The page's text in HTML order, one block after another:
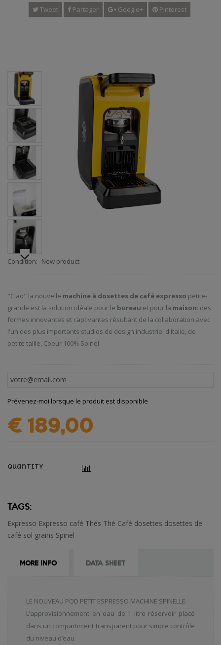
Tweet Partager Google+ Pinterest
Condition: New product
"Ciao" la nouvelle machine à dosettes de café expresso petite-
grande est la solution idéale pour le bureau et pour la maison: des
formes innovantes et captivantes résultant de la collaboration avec
l'un des plus importants studios de design industriel d'Italie, de
petite taille, Coeur 100% Spinel.
Prévenez-moi lorsque le produit est disponible
€ 189,00
Quantity
TAGS:
Expresso Expresso café Thés Thé Café dosettes dosettes de
café sol grains Spinel
MORE INFO DATA SHEET
LE NOUVEAU POD PETIT ESPRESSO MACHINE SPINELLE.
L’approvisionnement en eau de 1 litre réservoir placé
dans un compartiment transparent pour simple contrôle
du niveau d’eau.